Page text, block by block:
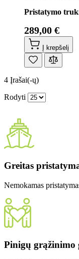
Pristatymo
289,00 €
Į krepšelį
4 Įrašai(-ų)
Rodyti
Greitas
Nemokamas
Pinigų grąžinimo